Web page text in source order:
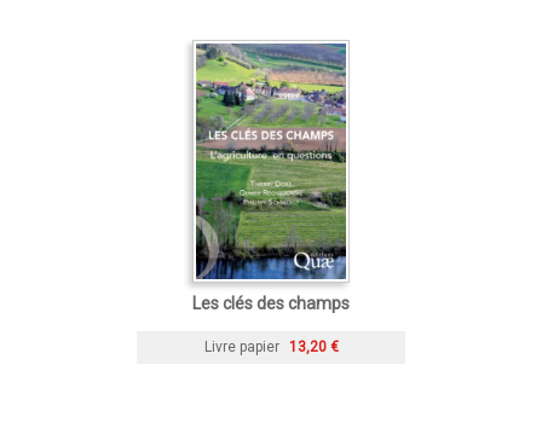
Les clés des champs
Livre papier 13,20 €